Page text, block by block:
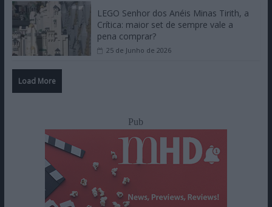
LEGO Senhor dos Anéis Minas Tirith, a
Crítica: maior set de sempre vale a
pena comprar?
25 de Junho de 2026
Load More
Pub